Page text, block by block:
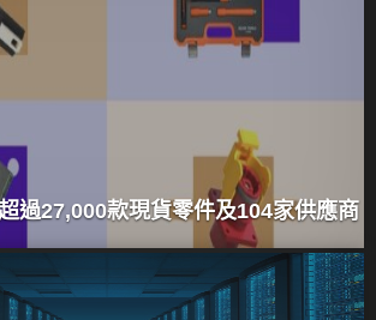
過27,000款現貨零件及104家供應商